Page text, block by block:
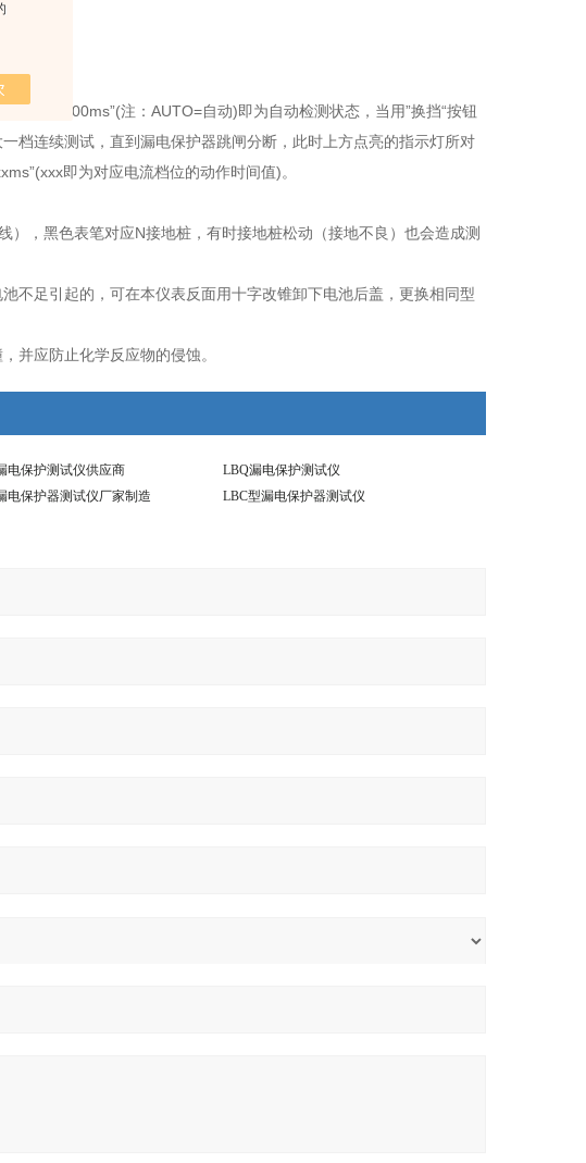
“AUTO 000ms”(注：AUTO=自动)即为自动检测状态，当用”换挡“按钮
档连续测试，直到漏电保护器跳闸分断，此时上方点亮的指示灯所对
即为对应电流档位的动作时间值)。
），黑色表笔对应N接地桩，有时接地桩松动（接地不良）也会造成测
不足引起的，可在本仪表反面用十字改锥卸下电池后盖，更换相同型
并应防止化学反应物的侵蚀。
电保护测试仪供应商
LBQ漏电保护测试仪
电保护器测试仪厂家制造
LBC型漏电保护器测试仪